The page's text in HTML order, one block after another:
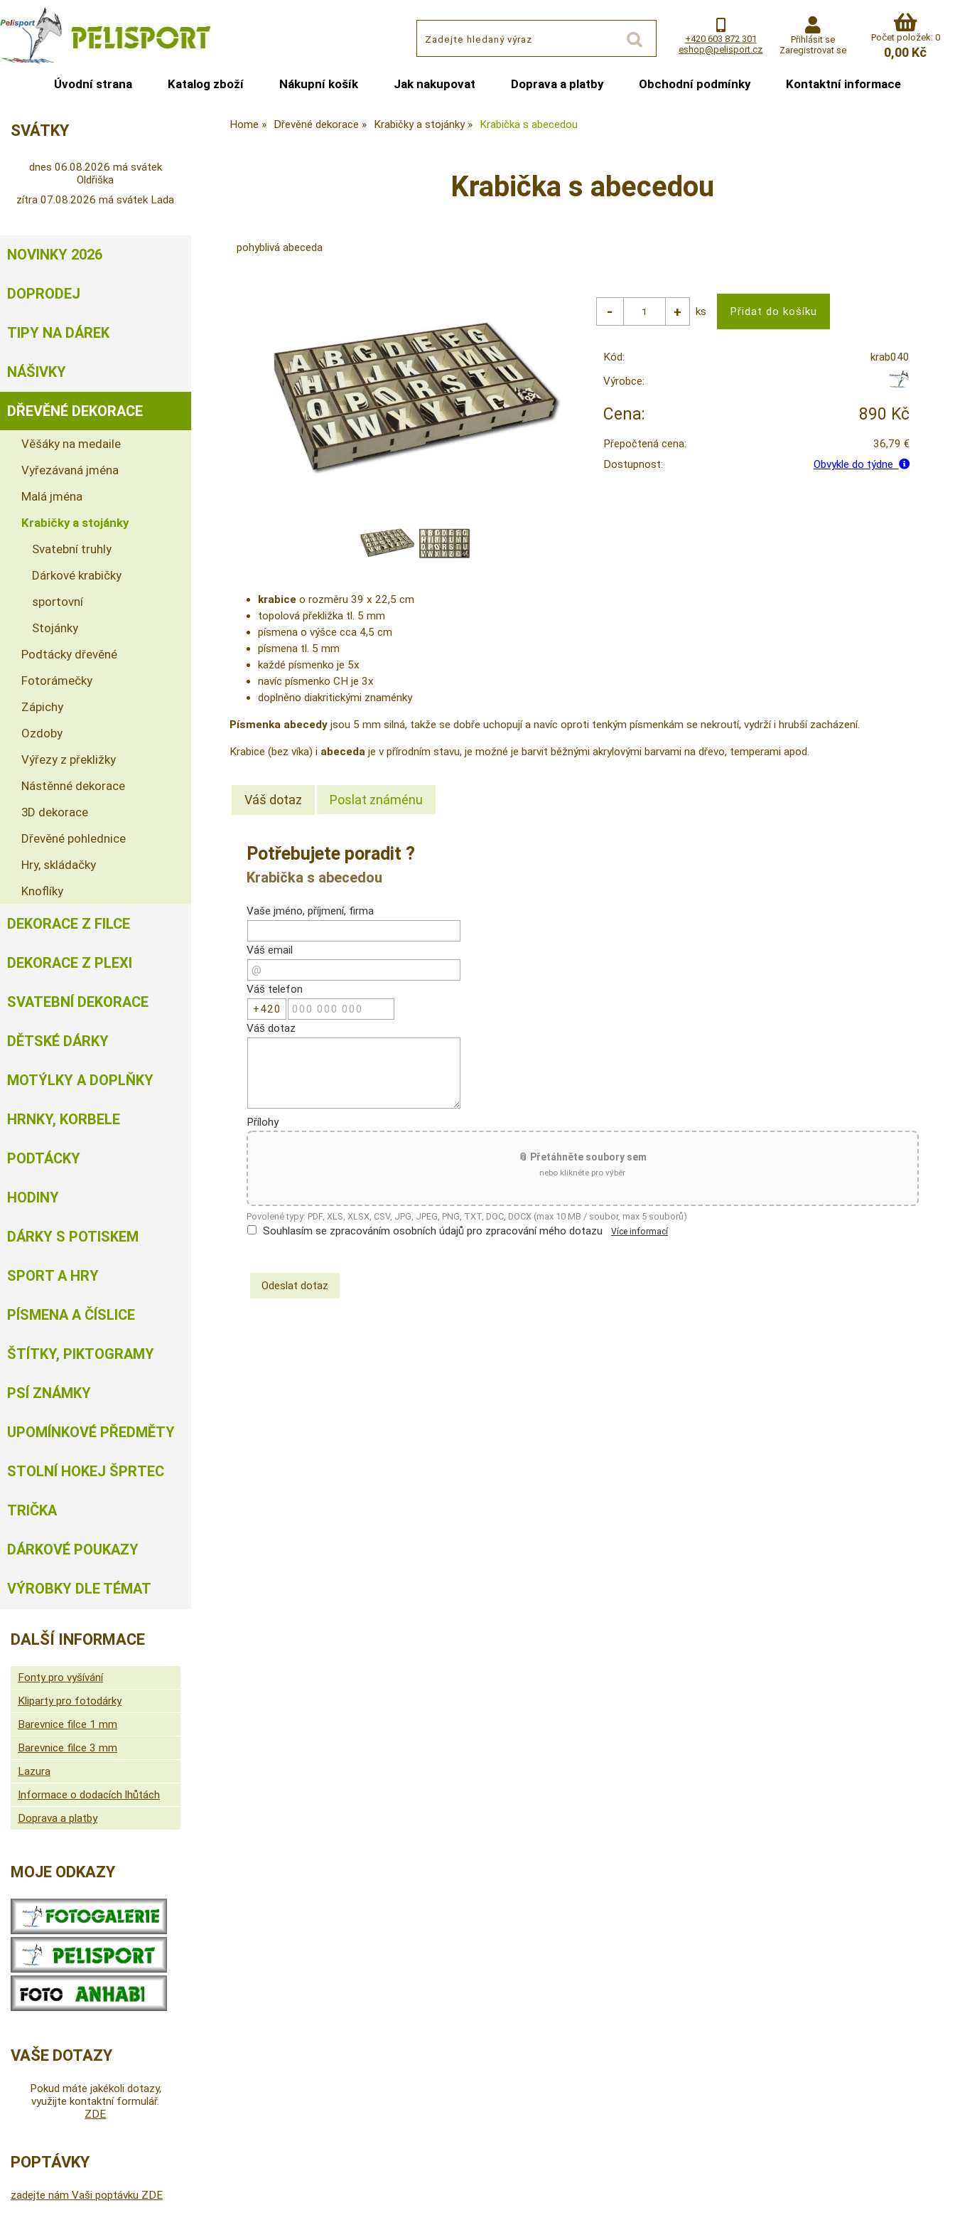
+420 603 872 301
eshop@pelisport.cz
Přihlásit se
Zaregistrovat se
Počet položek: 0
0,00 Kč
Úvodní strana Katalog zboží Nákupní košík Jak nakupovat Doprava a platby Obchodní podmínky Kontaktní informace
Home Dřevěné dekorace Krabičky a stojánky Krabička s abecedou
Krabička s abecedou
pohyblivá abeceda
ks
Kód:
krab040
Výrobce:
Cena: 890 Kč
Přepočtená cena:
36,79 €
Dostupnost:
Obvykle do týdne
krabiceo rozměru 39 x 22,5 cm
topolová překližka tl. 5 mm
písmena o výšce cca 4,5 cm
písmena tl. 5 mm
každé písmenko je 5x
navíc písmenko CH je 3x
doplněno diakritickými znaménky
Písmenka abecedyjsou 5 mm silná, takže se dobře uchopují a navíc oproti tenkým písmenkám se nekroutí, vydrží i hrubší zacházení.
Krabice (bez víka) i abecedaje v přírodním stavu, je možné je barvit běžnými akrylovými barvami na dřevo, temperami apod.
Váš dotaz Poslat známénu
Potřebujete poradit ?
Krabička s abecedou
Vaše jméno, příjmení, firma
Váš email
Váš telefon
Váš dotaz
Přílohy
📎 Přetáhněte soubory sem
nebo klikněte pro výběr
Povolené typy: PDF, XLS, XLSX, CSV, JPG, JPEG, PNG, TXT, DOC, DOCX (max 10 MB / soubor, max 5 souborů)
Souhlasím se zpracováním osobních údajů pro zpracování mého dotazu Více informací
SVÁTKY
dnes 06.08.2026 má svátek
Oldřiška
zítra 07.08.2026 má svátek Lada
NOVINKY 2026
DOPRODEJ
TIPY NA DÁREK
NÁŠIVKY
DŘEVĚNÉ DEKORACE
Věšáky na medaile
Vyřezávaná jména
Malá jména
Krabičky a stojánky
Svatební truhly
Dárkové krabičky
sportovní
Stojánky
Podtácky dřevěné
Fotorámečky
Zápichy
Ozdoby
Výřezy z překližky
Nástěnné dekorace
3D dekorace
Dřevěné pohlednice
Hry, skládačky
Knoflíky
DEKORACE Z FILCE
DEKORACE Z PLEXI
SVATEBNÍ DEKORACE
DĚTSKÉ DÁRKY
MOTÝLKY A DOPLŇKY
HRNKY, KORBELE
PODTÁCKY
HODINY
DÁRKY S POTISKEM
SPORT A HRY
PÍSMENA A ČÍSLICE
ŠTÍTKY, PIKTOGRAMY
PSÍ ZNÁMKY
UPOMÍNKOVÉ PŘEDMĚTY
STOLNÍ HOKEJ ŠPRTEC
TRIČKA
DÁRKOVÉ POUKAZY
VÝROBKY DLE TÉMAT
DALŠÍ INFORMACE
Fonty pro vyšívání
Kliparty pro fotodárky
Barevnice filce 1 mm
Barevnice filce 3 mm
Lazura
Informace o dodacích lhůtách
Doprava a platby
MOJE ODKAZY
VAŠE DOTAZY
Pokud máte jakékoli dotazy,
využijte kontaktní formulář.
ZDE
POPTÁVKY
zadejte nám Vaši poptávku ZDE